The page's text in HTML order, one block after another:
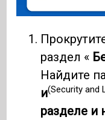
раздел «
Найдите
и(Security and
разделе и